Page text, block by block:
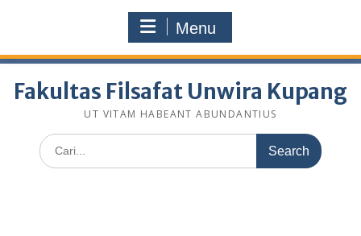
fakultasfilsafatunwirakupang@gmail.com
Selamat Datang Di Website Resmi Fakultas Filsafat
Fakultas Filsafat Unwira Kupang
UT VITAM HABEANT ABUNDANTIUS
Search
for:
Menu